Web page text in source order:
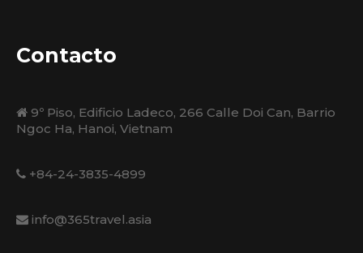
Contacto
9º Piso, Edificio Ladeco, 266 Calle Doi Can, Barrio
Ngoc Ha, Hanoi, Vietnam
+84-24-3835-4899
info@365travel.asia